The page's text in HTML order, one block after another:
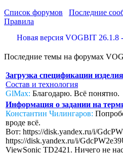
Список форумов Последние
Правила
Новая версия VOGBIT 26.1.8 -
Последние темы на форумах
Загрузка спецификации
Состав и технология
GlMax: Благодарю. Всё понятно.
Информация о задании на
Константин Чилингаров:
вроде всё.
Вот: https://disk.yandex.ru/i/
https://disk.yandex.ru/i/
ViewSonic TD2421. Ничего не